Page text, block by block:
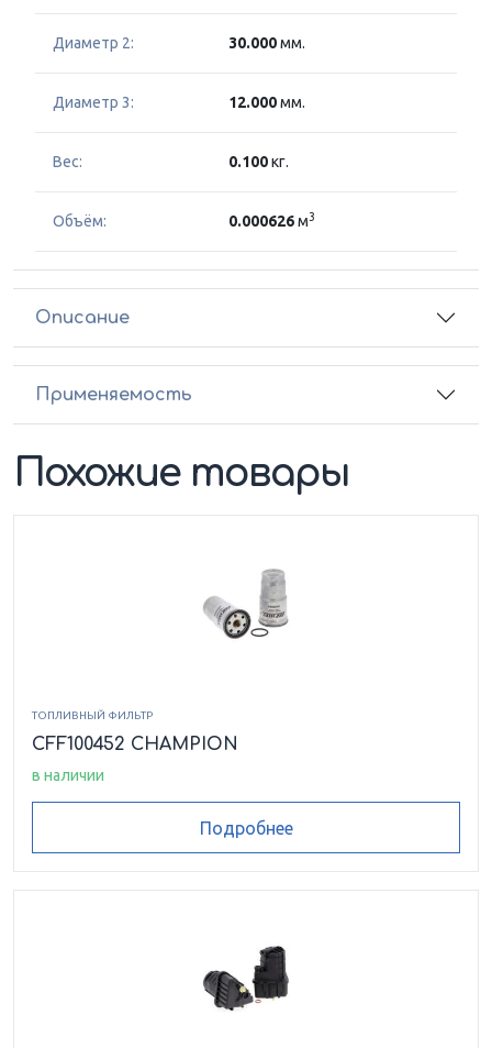
Диаметр 2: 30.000мм.
Диаметр 3: 12.000мм.
Вес: 0.100кг.
Объём: 0.000626м3
Описание
Применяемость
Похожие товары
ТОПЛИВНЫЙ ФИЛЬТР
CFF100452 CHAMPION
в наличии
Подробнее